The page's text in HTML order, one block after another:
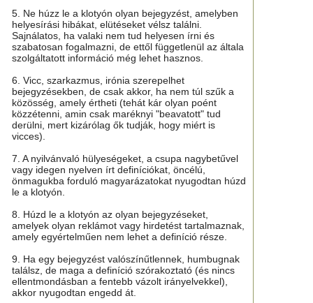
5. Ne húzz le a klotyón olyan bejegyzést, amelyben
helyesírási hibákat, elütéseket vélsz találni.
Sajnálatos, ha valaki nem tud helyesen írni és
szabatosan fogalmazni, de ettől függetlenül az általa
szolgáltatott információ még lehet hasznos.
6. Vicc, szarkazmus, irónia szerepelhet
bejegyzésekben, de csak akkor, ha nem túl szűk a
közösség, amely értheti (tehát kár olyan poént
közzétenni, amin csak maréknyi "beavatott" tud
derülni, mert kizárólag ők tudják, hogy miért is
vicces).
7. A nyilvánvaló hülyeségeket, a csupa nagybetűvel
vagy idegen nyelven írt definíciókat, öncélú,
önmagukba forduló magyarázatokat nyugodtan húzd
le a klotyón.
8. Húzd le a klotyón az olyan bejegyzéseket,
amelyek olyan reklámot vagy hirdetést tartalmaznak,
amely egyértelműen nem lehet a definíció része.
9. Ha egy bejegyzést valószínűtlennek, humbugnak
találsz, de maga a definíció szórakoztató (és nincs
ellentmondásban a fentebb vázolt irányelvekkel),
akkor nyugodtan engedd át.